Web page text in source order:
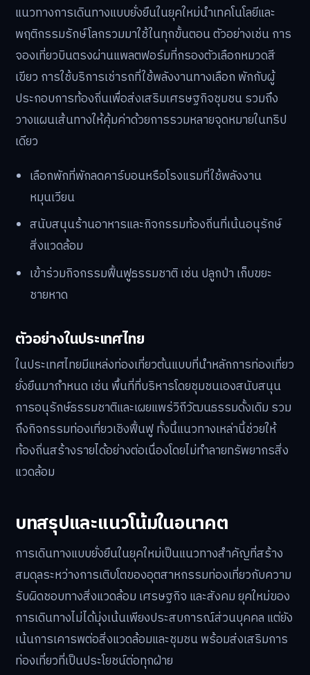
แนวทางการเดินทางแบบยั่งยืนในยุคใหม่นำเทคโนโลยีและ
พฤติกรรมรักษ์โลกรวมมาใช้ในทุกขั้นตอน ตัวอย่างเช่น การ
จองเที่ยวบินตรงผ่านแพลตฟอร์มที่กรองตัวเลือกหมวดสี
เขียว การใช้บริการเช่ารถที่ใช้พลังงานทางเลือก พักกับผู้
ประกอบการท้องถิ่นเพื่อส่งเสริมเศรษฐกิจชุมชน รวมถึง
วางแผนเส้นทางให้คุ้มค่าด้วยการรวมหลายจุดหมายในทริป
เดียว
เลือกพักที่พักลดคาร์บอนหรือโรงแรมที่ใช้พลังงาน
หมุนเวียน
สนับสนุนร้านอาหารและกิจกรรมท้องถิ่นที่เน้นอนุรักษ์
สิ่งแวดล้อม
เข้าร่วมกิจกรรมฟื้นฟูธรรมชาติ เช่น ปลูกป่า เก็บขยะ
ชายหาด
ตัวอย่างในประเทศไทย
ในประเทศไทยมีแหล่งท่องเที่ยวต้นแบบที่นำหลักการท่องเที่ยว
ยั่งยืนมากำหนด เช่น พื้นที่ที่บริหารโดยชุมชนเองสนับสนุน
การอนุรักษ์ธรรมชาติและเผยแพร่วิถีวัฒนธรรมดั้งเดิม รวม
ถึงกิจกรรมท่องเที่ยวเชิงฟื้นฟู ทั้งนี้แนวทางเหล่านี้ช่วยให้
ท้องถิ่นสร้างรายได้อย่างต่อเนื่องโดยไม่ทำลายทรัพยากรสิ่ง
แวดล้อม
บทสรุปและแนวโน้มในอนาคต
การเดินทางแบบยั่งยืนในยุคใหม่เป็นแนวทางสำคัญที่สร้าง
สมดุลระหว่างการเติบโตของอุตสาหกรรมท่องเที่ยวกับความ
รับผิดชอบทางสิ่งแวดล้อม เศรษฐกิจ และสังคม ยุคใหม่ของ
การเดินทางไม่ได้มุ่งเน้นเพียงประสบการณ์ส่วนบุคคล แต่ยัง
เน้นการเคารพต่อสิ่งแวดล้อมและชุมชน พร้อมส่งเสริมการ
ท่องเที่ยวที่เป็นประโยชน์ต่อทุกฝ่าย